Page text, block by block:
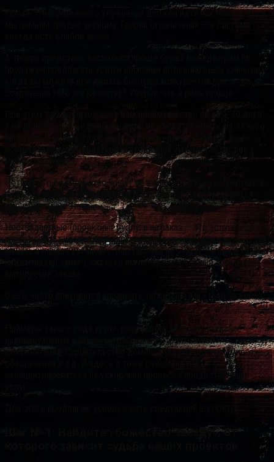
Процесс непрерывного улучшения должен идти постоянно. Ведь
А теперь представь, насколько проще будет менеджерам по
продажам предлагать услуги компании потенциальным клиентам,
а на долгий срок, ведь конкуренты не смогут выявить, из-за чего
вы можете делать то, что они считают невероятным. А даже
если и узнают, то вероятность внедрения ими этих подходов у
себя крайне мала.
Потому что большинство живут не в мире, где концентрируются
на возможностях увеличить прибыль, а в мире, где стараются
уменьшить затраты.
Нестандартные (проектные) услуги на заказ — это услуги, где
клиент вносит неопределенность в проект, может несколько раз
менять входные установки. Мы заранее не знаем, сколько точно
будет людей занято, сколько им понадобится точно времени на
Очень часто приходится управлять талантливыми «творческими»
людьми.
Примеры такого рода услуг: разработка дизайна, создание
индивидуальных сайтов, согласование строительной
документации, строительство домов, создание программного
сконцентрироваться на ускорении процесса предоставления
Шаг № 1: Найдите «божество-звезду», от